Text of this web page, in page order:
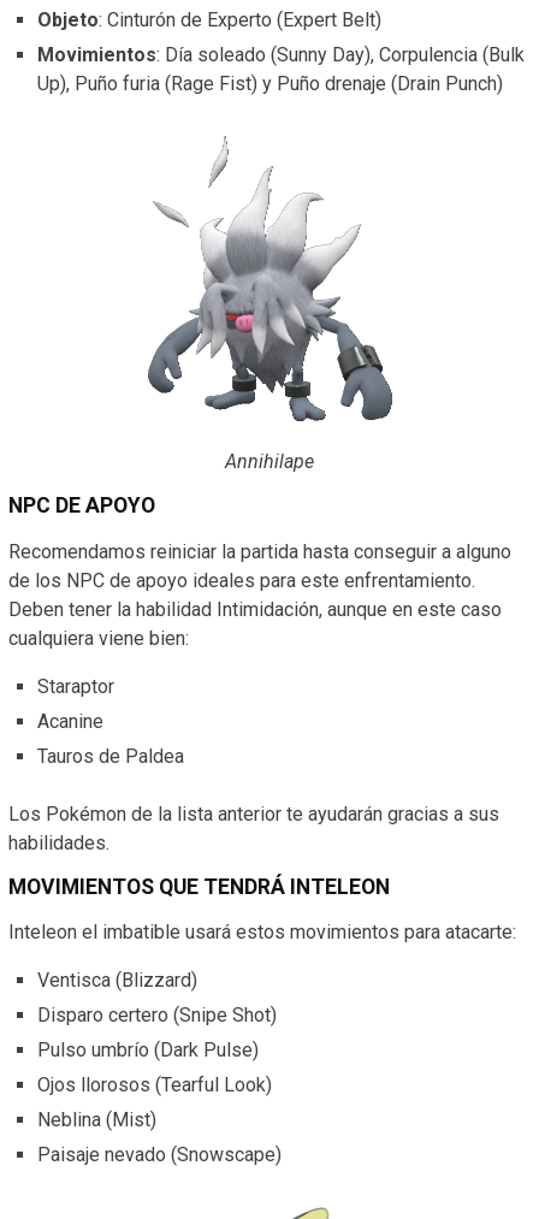
Objeto: Cinturón de Experto (Expert Belt)
Movimientos: Día soleado (Sunny Day), Corpulencia (Bulk
Up), Puño furia (Rage Fist) y Puño drenaje (Drain Punch)
Annihilape
NPC DE APOYO
Recomendamos reiniciar la partida hasta conseguir a alguno
de los NPC de apoyo ideales para este enfrentamiento.
Deben tener la habilidad Intimidación, aunque en este caso
cualquiera viene bien:
Staraptor
Acanine
Tauros de Paldea
Los Pokémon de la lista anterior te ayudarán gracias a sus
habilidades.
MOVIMIENTOS QUE TENDRÁ INTELEON
Inteleon el imbatible usará estos movimientos para atacarte:
Ventisca (Blizzard)
Disparo certero (Snipe Shot)
Pulso umbrío (Dark Pulse)
Ojos llorosos (Tearful Look)
Neblina (Mist)
Paisaje nevado (Snowscape)